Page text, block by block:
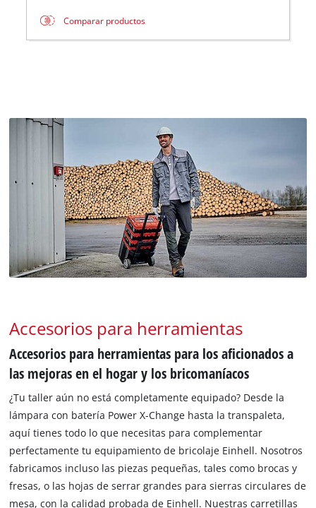
Comparar productos
Accesorios para herramientas
Accesorios para herramientas para los aficionados a
las mejoras en el hogar y los bricomaníacos
¿Tu taller aún no está completamente equipado? Desde la
lámpara con batería Power X-Change hasta la transpaleta,
aquí tienes todo lo que necesitas para complementar
perfectamente tu equipamiento de bricolaje Einhell. Nosotros
fabricamos incluso las piezas pequeñas, tales como brocas y
fresas, o las hojas de serrar grandes para sierras circulares de
mesa, con la calidad probada de Einhell. Nuestras carretillas